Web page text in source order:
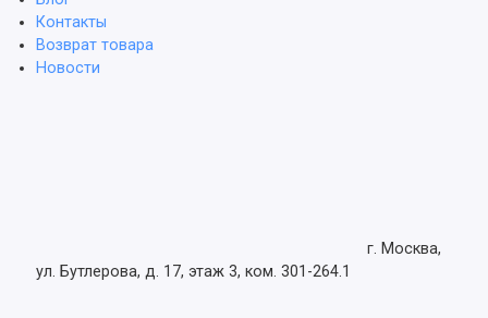
Контакты
Возврат товара
Новости
г. Москва,
ул. Бутлерова, д. 17, этаж 3, ком. 301-264.1